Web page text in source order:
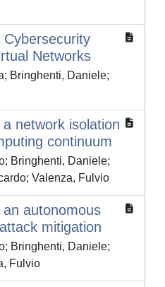
Cybersecurity
Networks
Bringhenti, Daniele;
network isolation
continuum
Bringhenti, Daniele;
Valenza, Fulvio
autonomous
mitigation
Bringhenti, Daniele;
Fulvio